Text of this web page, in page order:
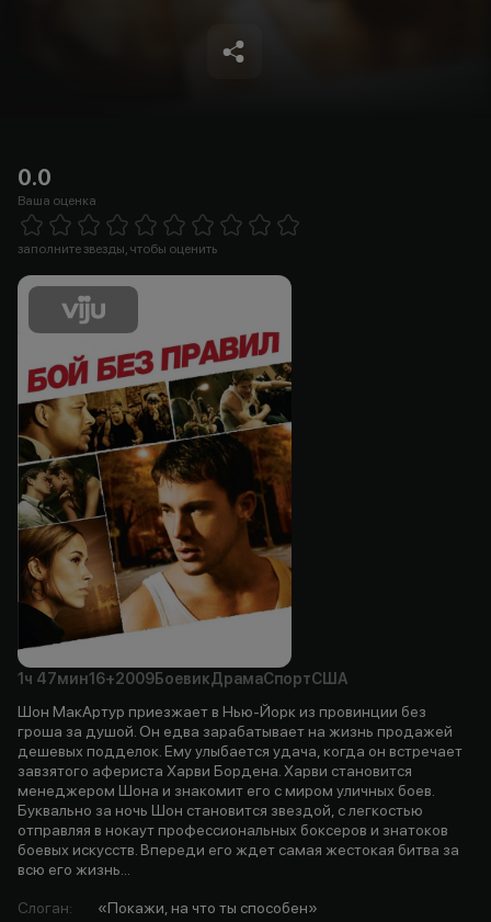
0.0
Ваша оценка
5 Stars
заполните звезды, чтобы оценить
1ч 47мин16+2009БоевикДрамаСпортСША
Шон МакАртур приезжает в Нью-Йорк из провинции без
гроша за душой. Он едва зарабатывает на жизнь продажей
дешевых подделок. Ему улыбается удача, когда он встречает
завзятого афериста Харви Бордена. Харви становится
менеджером Шона и знакомит его с миром уличных боев.
Буквально за ночь Шон становится звездой, с легкостью
отправляя в нокаут профессиональных боксеров и знатоков
боевых искусств. Впереди его ждет самая жестокая битва за
всю его жизнь...
Слоган:
«Покажи, на что ты способен»